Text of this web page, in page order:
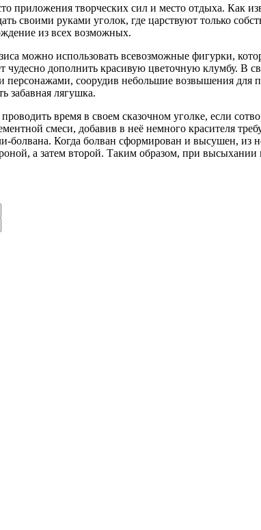
приложения творческих сил и место отдыха. Как
своими руками уголок, где царствуют только
из всех возможных.
можно использовать всевозможные фигурки,
чудесно дополнить красивую цветочную клумбу. В
персонажами, соорудив небольшие возвышения для
забавная лягушка.
время в своем сказочном уголке, если
смеси, добавив в неё немного красителя
болвана. Когда болван сформирован и высушен, из
а затем второй. Таким образом, при